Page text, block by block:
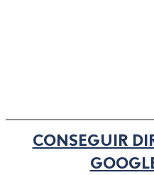
CONSEGUIR